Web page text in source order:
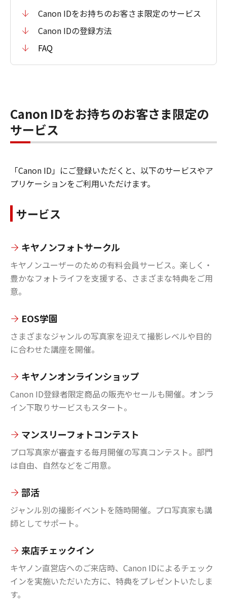
Canon IDをお持ちのお客さま限定のサービス
Canon IDの登録方法
FAQ
Canon IDをお持ちのお客さま限定の
サービス
「Canon ID」にご登録いただくと、以下のサービスやア
プリケーションをご利用いただけます。
サービス
キヤノンフォトサークル
キヤノンユーザーのための有料会員サービス。楽しく・
豊かなフォトライフを支援する、さまざまな特典をご用
意。
EOS学園
さまざまなジャンルの写真家を迎えて撮影レベルや目的
に合わせた講座を開催。
キヤノンオンラインショップ
Canon ID登録者限定商品の販売やセールも開催。オンラ
イン下取りサービスもスタート。
マンスリーフォトコンテスト
プロ写真家が審査する毎月開催の写真コンテスト。部門
は自由、自然などをご用意。
部活
ジャンル別の撮影イベントを随時開催。プロ写真家も講
師としてサポート。
来店チェックイン
キヤノン直営店へのご来店時、Canon IDによるチェック
インを実施いただいた方に、特典をプレゼントいたしま
す。